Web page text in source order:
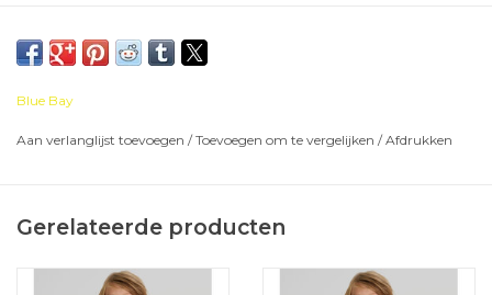
Blue Bay
Aan verlanglijst toevoegen /Toevoegen om te vergelijken /Afdrukken
Gerelateerde producten